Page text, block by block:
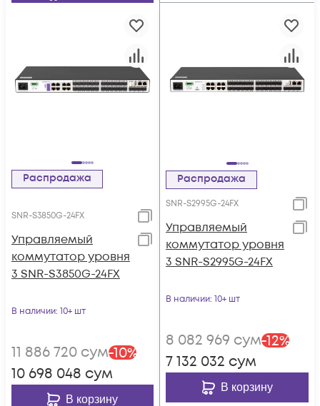
Распродажа
SNR-S3850G-24FX
Управляемый
коммутатор уровня
3 SNR-S3850G-24FX
В наличии: 10+ шт
11 886 720 сум-10%
10 698 048 сум
В корзину
Распродажа
SNR-S2995G-24FX
Управляемый
коммутатор уровня
3 SNR-S2995G-24FX
В наличии: 10+ шт
8 082 969 сум-12%
7 132 032 сум
В корзину